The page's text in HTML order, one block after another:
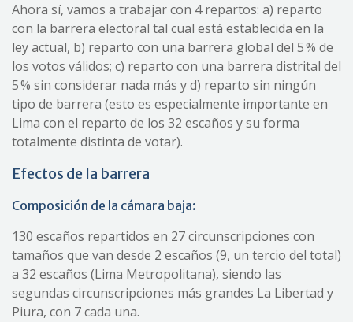
Ahora sí, vamos a trabajar con 4 repartos: a) reparto
con la barrera electoral tal cual está establecida en la
ley actual, b) reparto con una barrera global del 5 % de
los votos válidos; c) reparto con una barrera distrital del
5 % sin considerar nada más y d) reparto sin ningún
tipo de barrera (esto es especialmente importante en
Lima con el reparto de los 32 escaños y su forma
totalmente distinta de votar).
Efectos de la barrera
Composición de la cámara baja:
130 escaños repartidos en 27 circunscripciones con
tamaños que van desde 2 escaños (9, un tercio del total)
a 32 escaños (Lima Metropolitana), siendo las
segundas circunscripciones más grandes La Libertad y
Piura, con 7 cada una.